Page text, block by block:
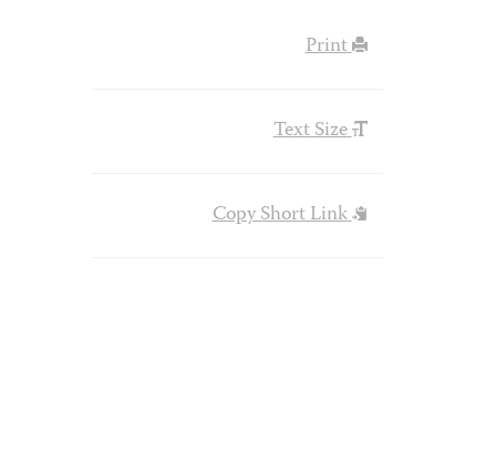
Print
Text Size
Copy Short Link